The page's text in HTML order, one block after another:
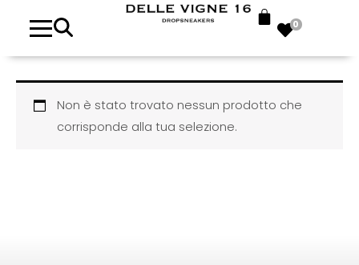
0
Non è stato trovato nessun prodotto che
corrisponde alla tua selezione.